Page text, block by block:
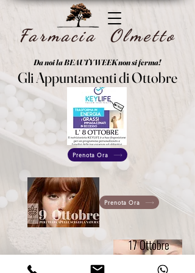
Farmacia Olmetto
Da noi la BEAUTY WEEK non si ferma!
Gli Appuntamenti di Ottobre
Prenota Ora
Prenota Ora